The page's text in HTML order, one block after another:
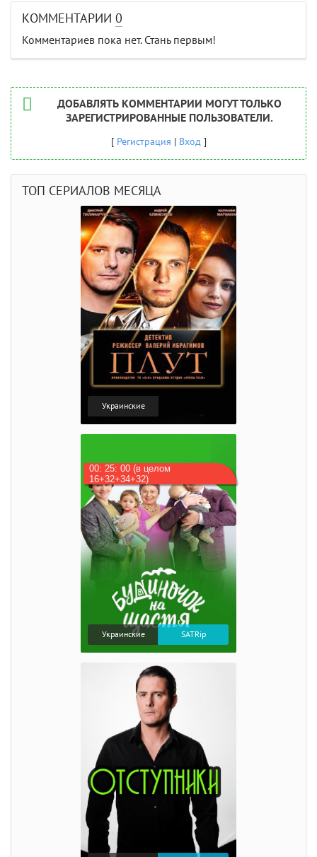
КОММЕНТАРИИ 0
Комментариев пока нет. Стань первым!
ДОБАВЛЯТЬ КОММЕНТАРИИ МОГУТ ТОЛЬКО
ЗАРЕГИСТРИРОВАННЫЕ ПОЛЬЗОВАТЕЛИ.
[ Регистрация | Вход]
ТОП СЕРИАЛОВ МЕСЯЦА
Украинские
00: 25: 00 (в целом
16+32+34+32)
Украинские SATRip